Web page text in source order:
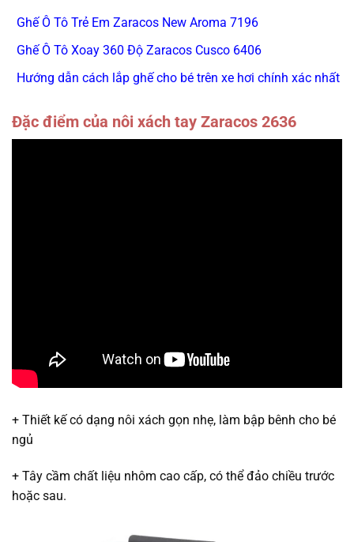
Ghế Ô Tô Trẻ Em Zaracos New Aroma 7196
Ghế Ô Tô Xoay 360 Độ Zaracos Cusco 6406
Hướng dẫn cách lắp ghế cho bé trên xe hơi chính xác nhất
Đặc điểm của nôi xách tay Zaracos 2636
+ Thiết kế có dạng nôi xách gọn nhẹ, làm bập bênh cho bé
ngủ
+ Tây cầm chất liệu nhôm cao cấp, có thể đảo chiều trước
hoặc sau.